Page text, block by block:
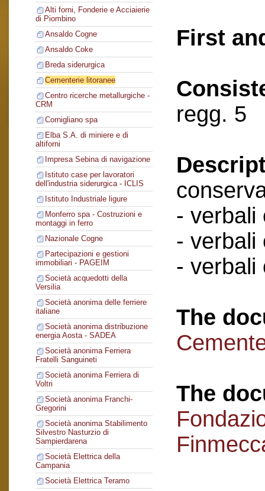
Alti forni, Fonderie e Acciaierie
di Piombino
Ansaldo Cogne
Ansaldo Coke
Breda siderurgica
Cementerie litoranee
Centro ricerche metallurgiche -
CRM
Cornigliano spa
Elba S.A. di miniere e di
altiforni
Impresa Sebina di navigazione
Istituto case per lavoratori
dell'industria siderurgica - ICLIS
Istituto Industriale ligure
Monferro spa - Costruzioni e
montaggi in ferro
Nazionale Cogne
Partecipazioni e gestioni
immobiliari - PAGEIM
Società acquedotti della
Versilia
Società anonima delle ferriere
italiane
Società anonima distribuzione
energia Aosta - SADEA
Società anonima Ferriera
Fratelli Sanguineti
Società anonima Ferriera di
Voltri
Società anonima Franchi-
Gregorini
Società anonima Stabilimento
Silvestro Nasturzio di
Sampierdarena
Società Elettrica della
Campania
Società Elettrica Teramo
First
regg. 5
- verbali
- verbali
- verbali
The
The